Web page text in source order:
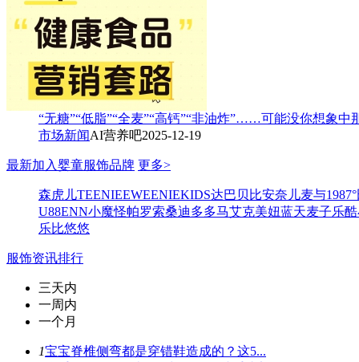
“无糖”“低脂”“全麦”“高钙”“非油炸”……可能没你想象中
市场新闻AI营养吧2025-12-19
最新加入婴童服饰品牌 更多>
森虎儿TEENIEEWEENIEKIDS达巴贝比安奈儿麦与1987°
U88ENN小魔怪帕罗索桑迪多多马艾克美妞蓝天麦子乐酷
乐比悠悠
服饰资讯排行
三天内
一周内
一个月
1宝宝脊椎侧弯都是穿错鞋造成的？这5...